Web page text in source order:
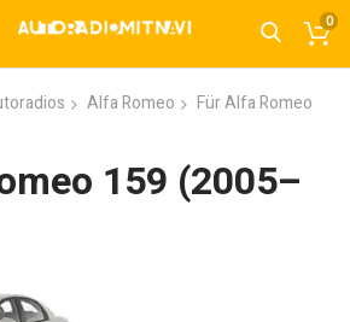
0
Alfa Romeo
Für Alfa Romeo
159 (2005–